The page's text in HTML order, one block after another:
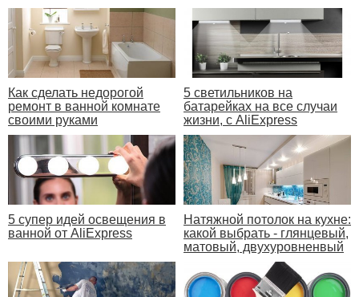
Как сделать недорогой
ремонт в ванной комнате
своими руками
5 светильников на
батарейках на все случаи
жизни, с AliExpress
5 супер идей освещения в
ванной от AliExpress
Натяжной потолок на кухне:
какой выбрать - глянцевый,
матовый, двухуровненвый